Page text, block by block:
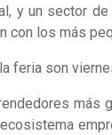
y un sector
con los más
feria son
más